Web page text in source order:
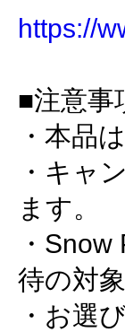
https://
■注意事
・本品
・キャ
ます。
・
待の対
・お選